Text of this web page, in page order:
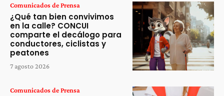
Comunicados de Prensa
¿Qué tan bien convivimos
en la calle? CONCUI
comparte el decálogo para
conductores, ciclistas y
peatones
7 agosto 2026
Comunicados de Prensa